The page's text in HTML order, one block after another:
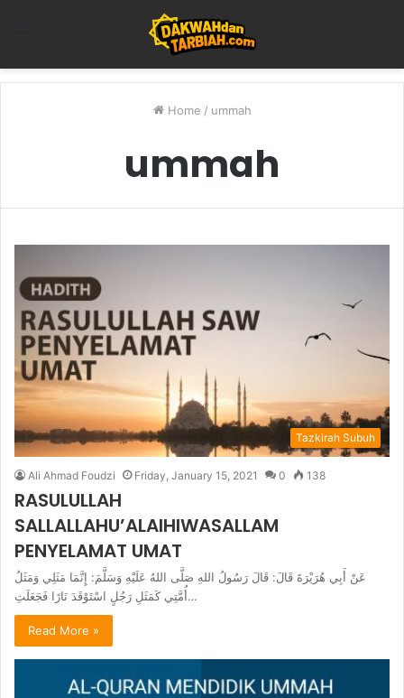
Home / ummah
ummah
Tazkirah Subuh
Ali Ahmad Foudzi Friday, January 15, 2021 0 138
RASULULLAH
SALLALLAHU’ALAIHIWASALLAM
PENYELAMAT UMAT
عَنْ أَبِي هُرَيْرَةَ قَالَ: قَالَ رَسُولُ اللهِ صَلَّى اللهُ عَلَيْهِ وَسَلَّمَ: إِنَّمَا مَثَلِي وَمَثَلُ
أُمَّتِي كَمَثَلِ رَجُلٍ اسْتَوْقَدَ نَارًا فَجَعَلَتِ…
Read More »